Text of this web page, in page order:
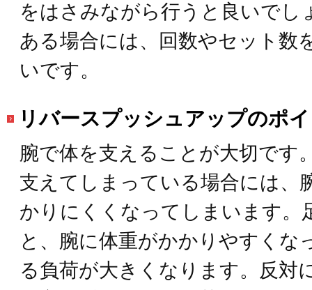
をはさみながら行うと良いでし
ある場合には、回数やセット数
いです。
リバースプッシュアップのポ
腕で体を支えることが大切です
支えてしまっている場合には、
かりにくくなってしまいます。
と、腕に体重がかかりやすくな
る負荷が大きくなります。反対